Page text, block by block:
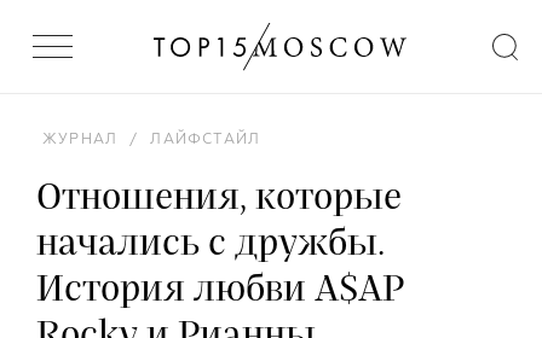
ЖУРНАЛ / ЛАЙФСТАЙЛ
Отношения, которые
начались с дружбы.
История любви A$AP